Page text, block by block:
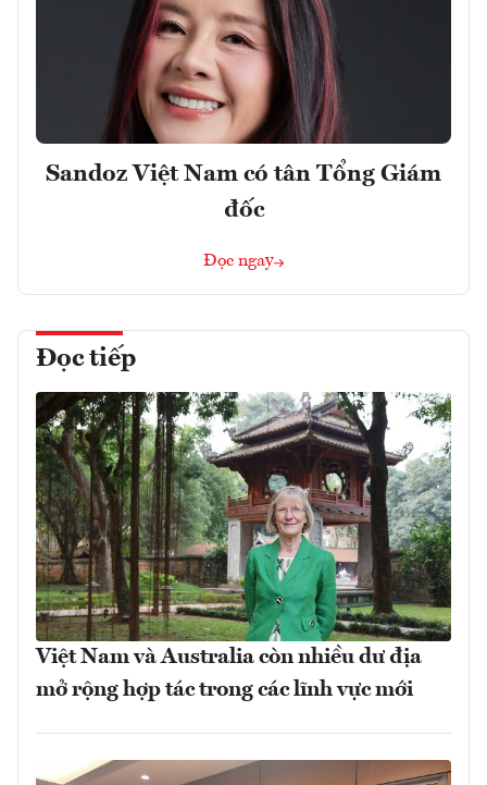
Sandoz Việt Nam có tân Tổng Giám
đốc
Đọc ngay
Đọc tiếp
Việt Nam và Australia còn nhiều dư địa
mở rộng hợp tác trong các lĩnh vực mới